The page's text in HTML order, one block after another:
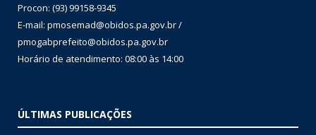
Procon: (93) 99158-9345
E-mail: pmosemad@obidos.pa.gov.br /
pmogabprefeito@obidos.pa.gov.br
Horário de atendimento: 08:00 às 14:00
ÚLTIMAS PUBLICAÇÕES